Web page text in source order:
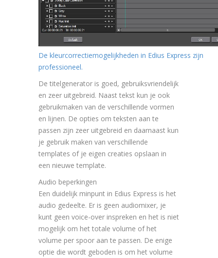
De kleurcorrectiemogelijkheden in Edius Express zijn
professioneel.
De titelgenerator is goed, gebruiksvriendelijk
en zeer uitgebreid. Naast tekst kun je ook
gebruikmaken van de verschillende vormen
en lijnen. De opties om teksten aan te
passen zijn zeer uitgebreid en daarnaast kun
je gebruik maken van verschillende
templates of je eigen creaties opslaan in
een nieuwe template.
Audio beperkingen
Een duidelijk minpunt in Edius Express is het
audio gedeelte. Er is geen audiomixer, je
kunt geen voice-over inspreken en het is niet
mogelijk om het totale volume of het
volume per spoor aan te passen. De enige
optie die wordt geboden is om het volume